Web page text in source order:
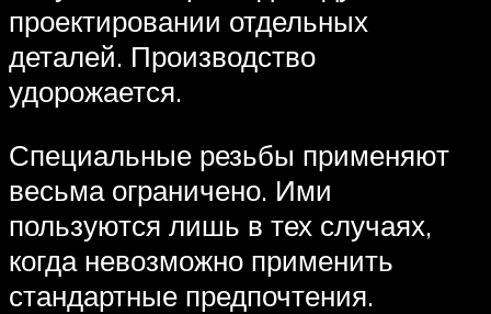
проектировании отдельных
деталей. Производство
удорожается.
Специальные резьбы применяют
весьма ограничено. Ими
пользуются лишь в тех случаях,
когда невозможно применить
стандартные предпочтения.